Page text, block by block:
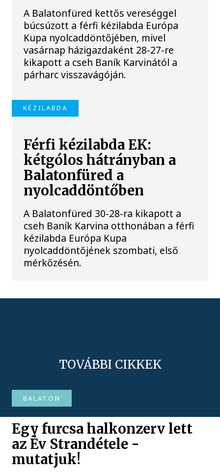
A Balatonfüred kettős vereséggel
búcsúzott a férfi kézilabda Európa
Kupa nyolcaddöntőjében, mivel
vasárnap házigazdaként 28-27-re
kikapott a cseh Baník Karvinától a
párharc visszavágóján.
KÉZILABDA
Férfi kézilabda EK:
kétgólos hátrányban a
Balatonfüred a
nyolcaddöntőben
A Balatonfüred 30-28-ra kikapott a
cseh Baník Karvina otthonában a férfi
kézilabda Európa Kupa
nyolcaddöntőjének szombati, első
mérkőzésén.
TOVÁBBI CIKKEK
BALATON
Egy furcsa halkonzerv lett
az Év Strandétele -
mutatjuk!